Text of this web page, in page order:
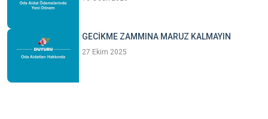
GECİKME ZAMMINA MARUZ KALMAYIN
27 Ekim 2025